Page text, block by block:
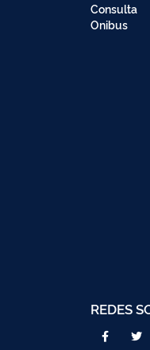
Consulta
Onibus
REDES